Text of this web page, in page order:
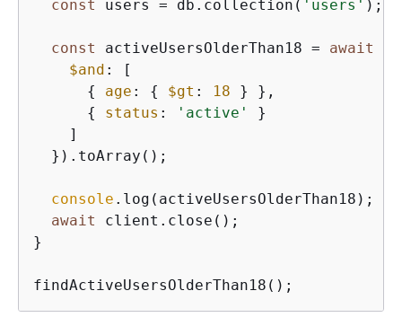
const users = db.collection( 'users' );
const activeUsersOlderThan18 = await
$and : [
{
age : { $gt : 18 } },
{
status : 'active'
}
    ]
  }).toArray();
console .log(activeUsersOlderThan18);
await
client.close();
}
findActiveUsersOlderThan18();